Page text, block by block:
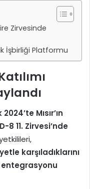
Zirvesinde
İşbirliği Platformu
2024’te Mısır’ın
8 11. Zirvesi’nde
karşıladıklarını